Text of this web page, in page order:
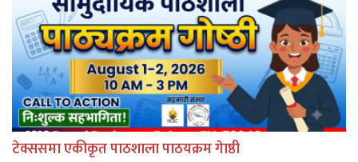
टेक्ससमा एकीकृत पाठशाला पाठयक्रम गेाष्ठी